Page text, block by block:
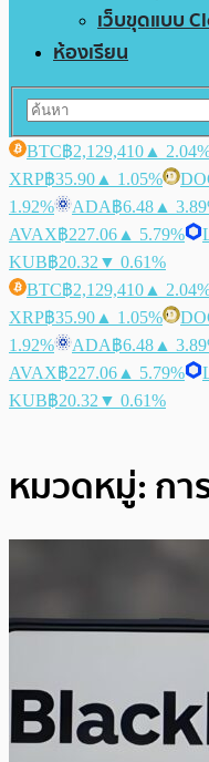
เว็บขุดแบบ
ห้องเรียน
BTC฿2,129,410 ▲
XRP฿35.90 ▲ 1.05%
1.92%
ADA฿6.48 ▲
AVAX฿227.06 ▲ 5.79%
KUB฿20.32 ▼ 0.61%
BTC฿2,129,410 ▲
XRP฿35.90 ▲ 1.05%
1.92%
ADA฿6.48 ▲
AVAX฿227.06 ▲ 5.79%
KUB฿20.32 ▼ 0.61%
หมวดหมู่: กา